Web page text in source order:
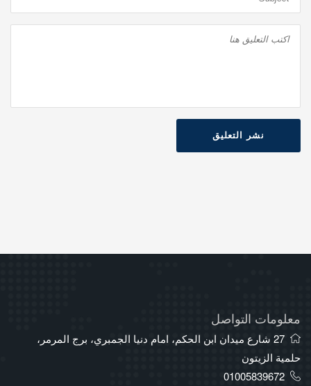
نشر التعليق
معلومات التواصل
27 شارع ميدان ابن الحكم، امام دنيا الجمبري، برج المرمر،
حلمية الزيتون
01005839672